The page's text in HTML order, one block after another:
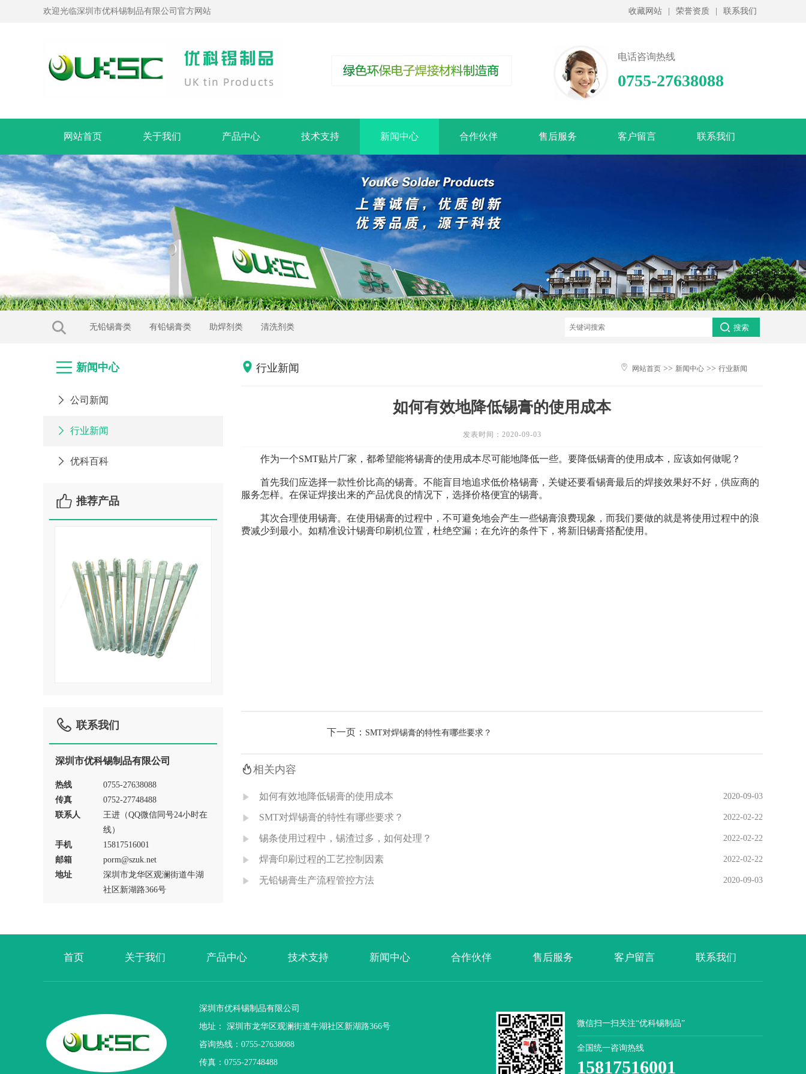
欢迎光临深圳市优科锡制品有限公司官方网站 联系我们
荣誉资质
收藏网站
电话咨询热线
0755-27638088
网站首页 关于我们 产品中心 技术支持 新闻中心 合作伙伴 售后服务 客户留言 联系我们
无铅锡膏类 有铅锡膏类 助焊剂类 清洗剂类
 新闻中心
 公司新闻
 行业新闻
 优科百科
 推荐产品
 联系我们
深圳市优科锡制品有限公司
热线
0755-27638088
传真
0752-27748488
联系人
王进（QQ微信同号24小时在
线）
手机
15817516001
邮箱
porm@szuk.net
地址
深圳市龙华区观澜街道牛湖
社区新湖路366号
 行业新闻  网站首页>> 新闻中心>> 行业新闻
如何有效地降低锡膏的使用成本
发表时间：2020-09-03
作为一个SMT贴片厂家，都希望能将锡膏的使用成本尽可能地降低一些。要降低锡膏的使用成本，应该如何做呢？
首先我们应选择一款性价比高的锡膏。不能盲目地追求低价格锡膏，关键还要看锡膏最后的焊接效果好不好，供应商的
服务怎样。在保证焊接出来的产品优良的情况下，选择价格便宜的锡膏。
其次合理使用锡膏。在使用锡膏的过程中，不可避免地会产生一些锡膏浪费现象，而我们要做的就是将使用过程中的浪
费减少到最小。如精准设计锡膏印刷机位置，杜绝空漏；在允许的条件下，将新旧锡膏搭配使用。
下一页： SMT对焊锡膏的特性有哪些要求？
相关内容
如何有效地降低锡膏的使用成本 2020-09-03
SMT对焊锡膏的特性有哪些要求？ 2022-02-22
锡条使用过程中，锡渣过多，如何处理？ 2022-02-22
焊膏印刷过程的工艺控制因素 2022-02-22
无铅锡膏生产流程管控方法 2020-09-03
首页 关于我们 产品中心 技术支持 新闻中心 合作伙伴 售后服务 客户留言 联系我们
深圳市优科锡制品有限公司
地址： 深圳市龙华区观澜街道牛湖社区新湖路366号
咨询热线：0755-27638088
传真：0755-27748488
微信扫一扫关注“优科锡制品”
全国统一咨询热线
15817516001